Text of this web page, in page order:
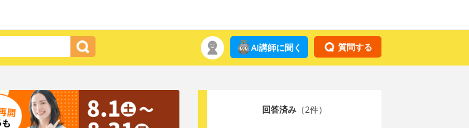
質問する
AI講師に聞く
回答済み（2件）